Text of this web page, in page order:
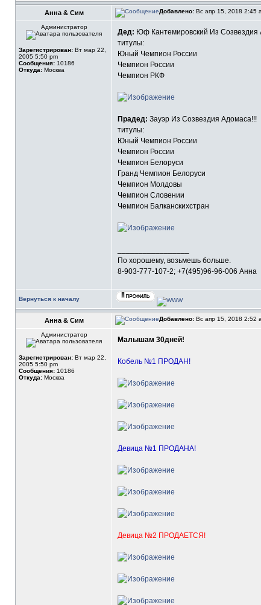
Анна & Сим Добавлено: Вс апр 15, 2018 2:45
Администратор
Зарегистрирован: Вт мар 22,
2005 5:50 pm
Сообщения: 10186
Откуда: Москва
Дед: Юф Кантемировский Из Созвездия
титулы:
Юный Чемпион России
Чемпион России
Чемпион РКФ
Прадед: Зауэр Из Созвездия Адомаса!!!
титулы:
Юный Чемпион России
Чемпион России
Чемпион Белоруси
Гранд Чемпион Белоруси
Чемпион Молдовы
Чемпион Словении
Чемпион Балканскихстран
По хорошему, возьмешь больше.
8-903-777-107-2; +7(495)96-96-006 Анна
Вернуться к началу
Анна & Сим Добавлено: Вс апр 15, 2018 2:52
Администратор
Зарегистрирован: Вт мар 22,
2005 5:50 pm
Сообщения: 10186
Откуда: Москва
Малышам 30дней!
Кобель №1 ПРОДАН!
Девица №1 ПРОДАНА!
Девица №2 ПРОДАЕТСЯ!